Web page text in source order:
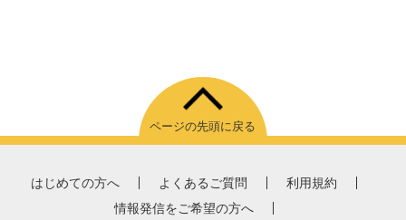
ページの先頭に戻る
はじめての方へ よくあるご質問
利用規約
情報発信をご希望の方へ